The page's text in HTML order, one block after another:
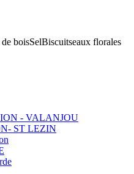
boisSelBiscuitseaux florales
- VALANJOU
ST LEZIN